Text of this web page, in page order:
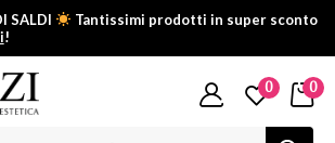
SALDI
Tantissimi prodotti in super sconto
!
prodotti beauty nella sezione saldi: il
0 0